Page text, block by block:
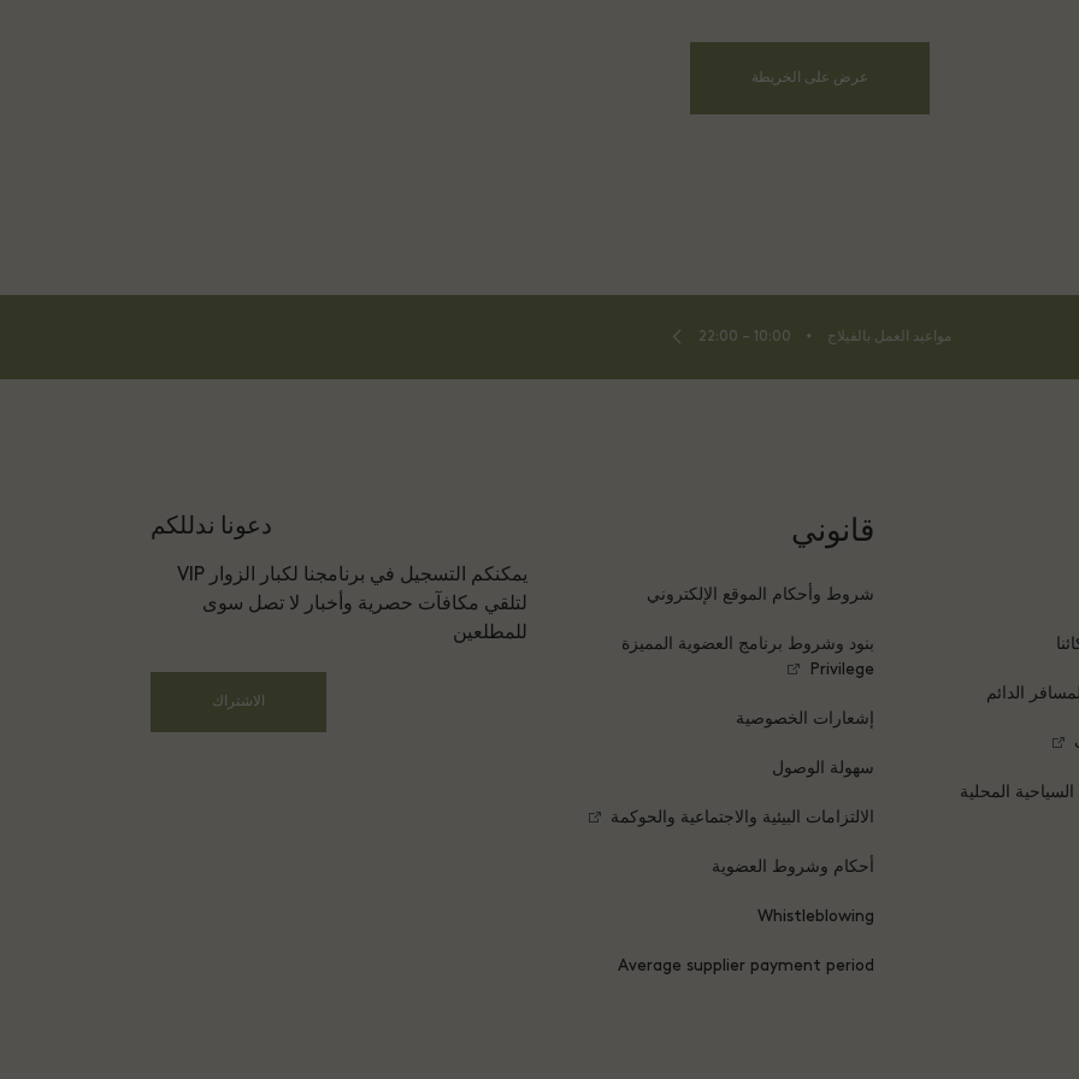
عرض على الخريطة
مواعيد العمل بالفيلاج ⬩
10:00 – 22:00
الدائم
السياحية المحلية
قانوني
شروط وأحكام الموقع الإلكتروني
بنود وشروط برنامج العضوية المميزة
Privilege
إشعارات الخصوصية
سهولة الوصول
الالتزامات البيئية والاجتماعية والحوكمة
أحكام وشروط العضوية
Whistleblowing
Average supplier payment period
دعونا ندللكم
يمكنكم التسجيل في برنامجنا لكبار الزوار VIP
لتلقي مكافآت حصرية وأخبار لا تصل سوى
للمطلعين
الاشتراك